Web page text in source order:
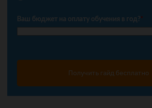
Ваш бюджет на оплату обучения в год?*
Получить гайд бесплатно